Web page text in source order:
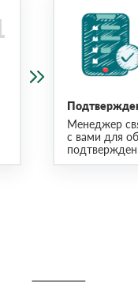
Менеджер
с вами для